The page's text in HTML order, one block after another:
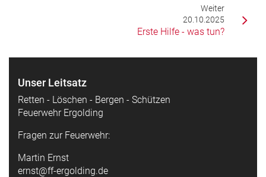
Weiter
20.10.2025
Erste Hilfe - was tun?
Unser Leitsatz
Retten - Löschen - Bergen - Schützen
Feuerwehr Ergolding
Fragen zur Feuerwehr:
Martin Ernst
ernst@ff-ergolding.de